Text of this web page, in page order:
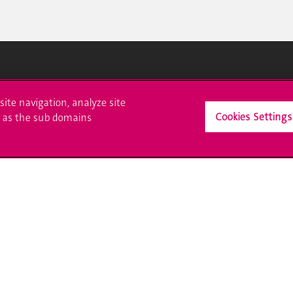
L'UNIGE vous informe
Médias
navigation, analyze site
the sub domains
Cookies Settings